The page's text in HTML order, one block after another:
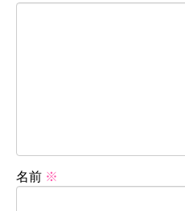
名前 ※